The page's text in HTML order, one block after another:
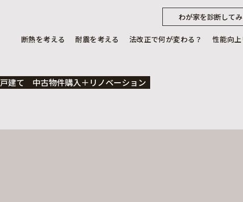
断熱を考える 耐震を考える 法改正で何が変わる？ 性能向
わが家を診断して
戸建て 中古物件購入＋リノベーション